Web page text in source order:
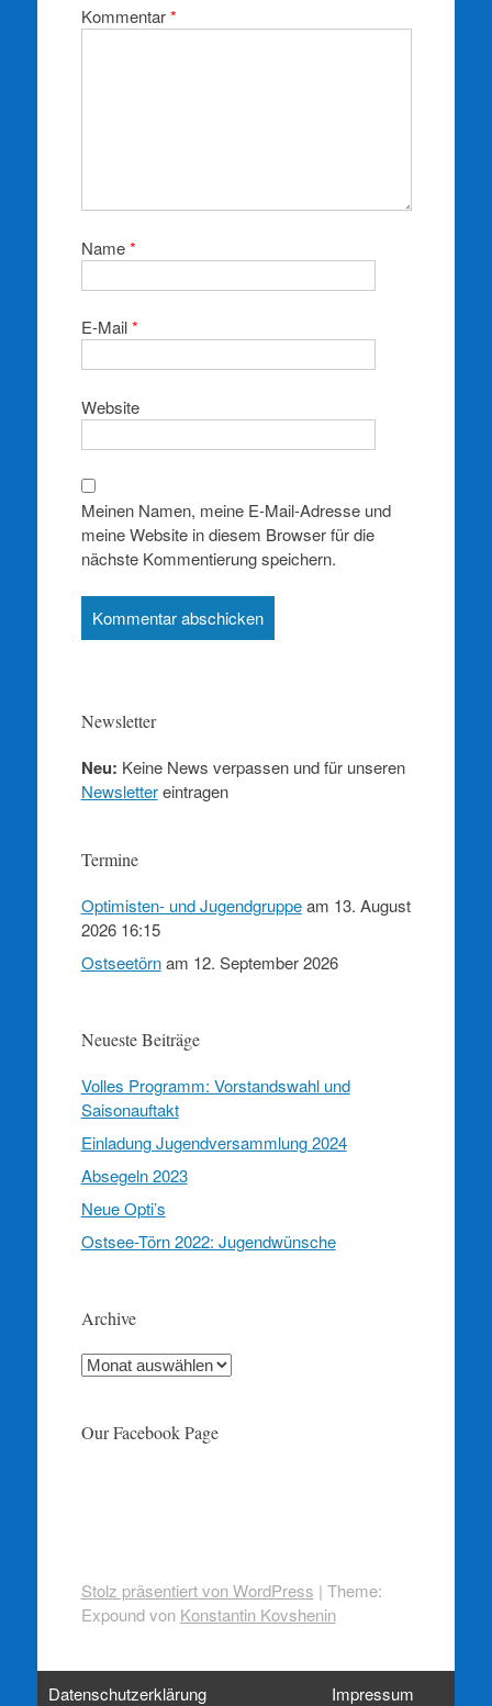
Kommentar*
Name*
E-Mail*
Website
Meinen Namen, meine E-Mail-Adresse und
meine Website in diesem Browser für die
nächste Kommentierung speichern.
Newsletter
Neu: Keine News verpassen und für unseren
Newslettereintragen
Termine
Optimisten- und Jugendgruppeam 13. August
2026 16:15
Ostseetörnam 12. September 2026
Neueste Beiträge
Volles Programm: Vorstandswahl und
Saisonauftakt
Einladung Jugendversammlung 2024
Absegeln 2023
Neue Opti’s
Ostsee-Törn 2022: Jugendwünsche
Archive
Archive
Our Facebook Page
Stolz präsentiert von WordPress | Theme:
Expound von Konstantin Kovshenin
Impressum
Datenschutzerklärung